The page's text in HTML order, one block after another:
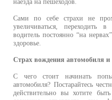
Сами по себе страхи не
увеличиваться, переходить
водитель постоянно “на
здоровье.
Страх вождения автомобиля и
С чего стоит начинать
автомобиля? Постарайтесь
действительно вы хотите